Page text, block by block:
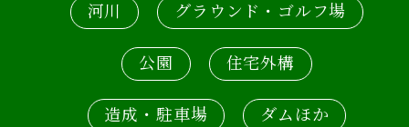
河川 グラウンド・ゴルフ場
公園 住宅外構
造成・駐車場 ダムほか